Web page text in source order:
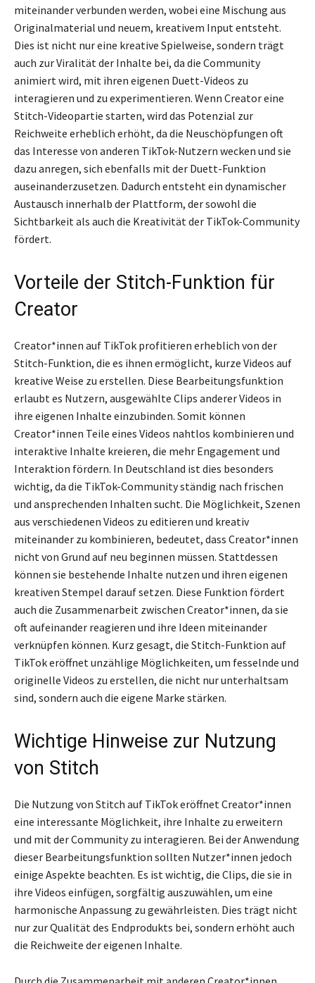
miteinander verbunden werden, wobei eine Mischung aus
Originalmaterial und neuem, kreativem Input entsteht.
Dies ist nicht nur eine kreative Spielweise, sondern trägt
auch zur Viralität der Inhalte bei, da die Community
animiert wird, mit ihren eigenen Duett-Videos zu
interagieren und zu experimentieren. Wenn Creator eine
Stitch-Videopartie starten, wird das Potenzial zur
Reichweite erheblich erhöht, da die Neuschöpfungen oft
das Interesse von anderen TikTok-Nutzern wecken und sie
dazu anregen, sich ebenfalls mit der Duett-Funktion
auseinanderzusetzen. Dadurch entsteht ein dynamischer
Austausch innerhalb der Plattform, der sowohl die
Sichtbarkeit als auch die Kreativität der TikTok-Community
fördert.
Vorteile der Stitch-Funktion für
Creator
Creator*innen auf TikTok profitieren erheblich von der
Stitch-Funktion, die es ihnen ermöglicht, kurze Videos auf
kreative Weise zu erstellen. Diese Bearbeitungsfunktion
erlaubt es Nutzern, ausgewählte Clips anderer Videos in
ihre eigenen Inhalte einzubinden. Somit können
Creator*innen Teile eines Videos nahtlos kombinieren und
interaktive Inhalte kreieren, die mehr Engagement und
Interaktion fördern. In Deutschland ist dies besonders
wichtig, da die TikTok-Community ständig nach frischen
und ansprechenden Inhalten sucht. Die Möglichkeit, Szenen
aus verschiedenen Videos zu editieren und kreativ
miteinander zu kombinieren, bedeutet, dass Creator*innen
nicht von Grund auf neu beginnen müssen. Stattdessen
können sie bestehende Inhalte nutzen und ihren eigenen
kreativen Stempel darauf setzen. Diese Funktion fördert
auch die Zusammenarbeit zwischen Creator*innen, da sie
oft aufeinander reagieren und ihre Ideen miteinander
verknüpfen können. Kurz gesagt, die Stitch-Funktion auf
TikTok eröffnet unzählige Möglichkeiten, um fesselnde und
originelle Videos zu erstellen, die nicht nur unterhaltsam
sind, sondern auch die eigene Marke stärken.
Wichtige Hinweise zur Nutzung
von Stitch
Die Nutzung von Stitch auf TikTok eröffnet Creator*innen
eine interessante Möglichkeit, ihre Inhalte zu erweitern
und mit der Community zu interagieren. Bei der Anwendung
dieser Bearbeitungsfunktion sollten Nutzer*innen jedoch
einige Aspekte beachten. Es ist wichtig, die Clips, die sie in
ihre Videos einfügen, sorgfältig auszuwählen, um eine
harmonische Anpassung zu gewährleisten. Dies trägt nicht
nur zur Qualität des Endprodukts bei, sondern erhöht auch
die Reichweite der eigenen Inhalte.